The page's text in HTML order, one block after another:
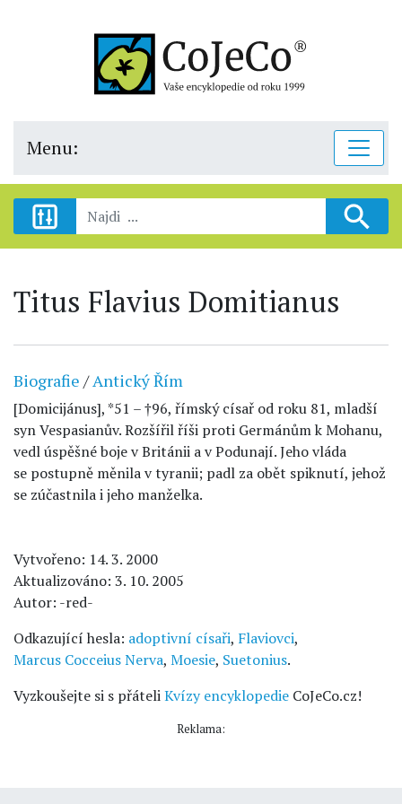
Menu:
Titus Flavius Domitianus
Biografie /Antický Řím
[Domicijánus], *51 – †96, římský císař od roku 81, mladší
syn Vespasianův. Rozšířil říši proti Germánům k Mohanu,
vedl úspěšné boje v Británii a v Podunají. Jeho vláda
se postupně měnila v tyranii; padl za obět spiknutí, jehož
se zúčastnila i jeho manželka.
Vytvořeno: 14. 3. 2000
Aktualizováno: 3. 10. 2005
Autor: -red-
Odkazující hesla: adoptivní císaři, Flaviovci,
Marcus Cocceius Nerva, Moesie, Suetonius.
Vyzkoušejte si s přáteliKvízy encyklopedie CoJeCo.cz!
Reklama: